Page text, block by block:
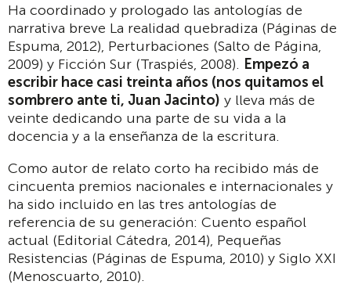
Ha coordinado y prologado las antologías de
narrativa breve La realidad quebradiza (Páginas de
Espuma, 2012), Perturbaciones (Salto de Página,
2009) y Ficción Sur (Traspiés, 2008). Empezó a
escribir hace casi treinta años (nos quitamos el
sombrero ante ti, Juan Jacinto) y lleva más de
veinte dedicando una parte de su vida a la
docencia y a la enseñanza de la escritura.
Como autor de relato corto ha recibido más de
cincuenta premios nacionales e internacionales y
ha sido incluido en las tres antologías de
referencia de su generación: Cuento español
actual (Editorial Cátedra, 2014), Pequeñas
Resistencias (Páginas de Espuma, 2010) y Siglo XXI
(Menoscuarto, 2010).